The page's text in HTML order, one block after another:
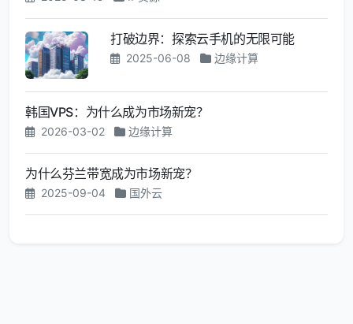
打破边界：探索云手机的无限可能
2025-06-08 边缘计算
韩国VPS：为什么成为市场新宠？
2026-03-02 边缘计算
为什么芬兰带宽成为市场新宠？
2025-09-04 国外云